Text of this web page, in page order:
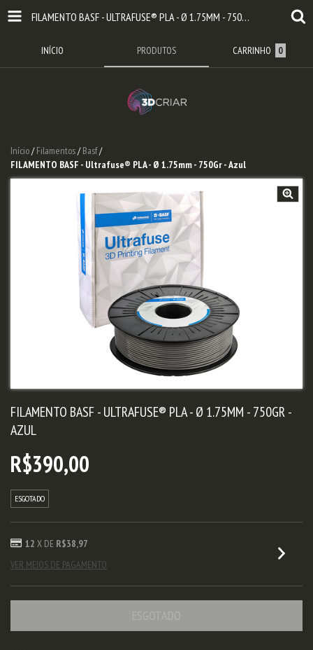
FILAMENTO BASF - ULTRAFUSE® PLA - Ø 1.75MM - 750GR - AZUL
INÍCIO PRODUTOS CARRINHO 0
Início/ Filamentos/ Basf/
FILAMENTO BASF - Ultrafuse® PLA - Ø 1.75mm - 750Gr - Azul
FILAMENTO BASF - ULTRAFUSE® PLA - Ø 1.75MM - 750GR -
AZUL
R$390,00
ESGOTADO
12 X DE R$38,97
VER MEIOS DE PAGAMENTO